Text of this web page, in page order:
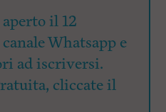
il 12
Whatsapp e
ad iscriversi.
cliccate il